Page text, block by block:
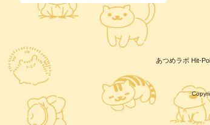
あつめラボ Hit-